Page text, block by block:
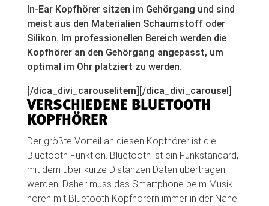
In-Ear Kopfhörer sitzen im Gehörgang und sind
meist aus den Materialien Schaumstoff oder
Silikon. Im professionellen Bereich werden die
Kopfhörer an den Gehörgang angepasst, um
optimal im Ohr platziert zu werden.
[/dica_divi_carouselitem][/dica_divi_carousel]
VERSCHIEDENE BLUETOOTH
KOPFHÖRER
Der größte Vorteil an diesen Kopfhörer ist die
Bluetooth Funktion. Bluetooth ist ein Funkstandard,
mit dem über kurze Distanzen Daten übertragen
werden. Daher muss das Smartphone beim Musik
hören mit Bluetooth Kopfhörern immer in der Nähe